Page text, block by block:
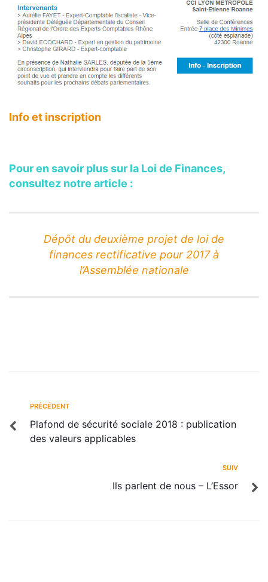
Info et inscription
Pour en savoir plus sur la Loi de Finances,
consultez notre article :
Dépôt du deuxième projet de loi de
finances rectificative pour 2017 à
l’Assemblée nationale
PRÉCÉDENT
Plafond de sécurité sociale 2018 : publication
des valeurs applicables
SUIV
Ils parlent de nous – L’Essor